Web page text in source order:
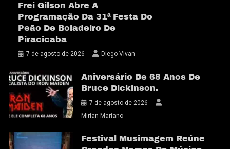
Frei Gilson Abre A
Programação Da 31ª Festa Do
Peão De Boiadeiro De
Piracicaba
7 de agosto de 2026 Diego Vivan
Aniversário De 68 Anos De
Bruce Dickinson.
7 de agosto de 2026
Mirian Mariano
Festival Musimagem Reúne